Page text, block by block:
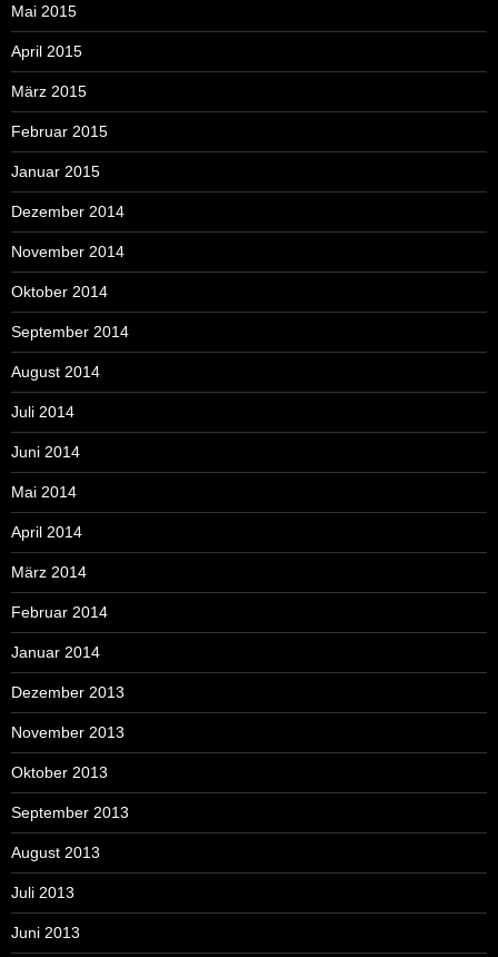
Mai 2015
April 2015
März 2015
Februar 2015
Januar 2015
Dezember 2014
November 2014
Oktober 2014
September 2014
August 2014
Juli 2014
Juni 2014
Mai 2014
April 2014
März 2014
Februar 2014
Januar 2014
Dezember 2013
November 2013
Oktober 2013
September 2013
August 2013
Juli 2013
Juni 2013